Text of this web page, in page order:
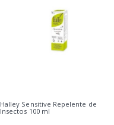
Halley Sensitive Repelente de
Insectos 100 ml